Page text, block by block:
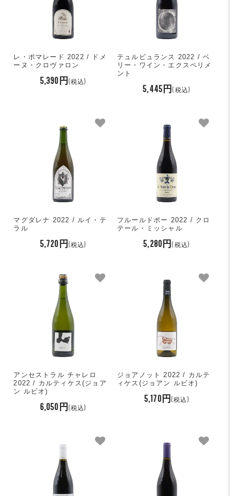
レ・ポマレード 2022 / ドメ
ーヌ・クロヴァロン
5,390円 (税込)
テュルビュランス 2022 / ベ
リー・ワイン・エクスペリメ
ント
5,445円(税込)
マグダレナ 2022 / ルイ・テ
ラル
5,720円 (税込)
フルールドポー 2022 / クロ
テール・ミッシャル
5,280円(税込)
アンセストラル チャレロ
2022 / カルティケス(ジョア
ン ルビオ)
6,050円 (税込)
ジョアノット 2022 / カルテ
ィケス(ジョアン ルビオ)
5,170円 (税込)